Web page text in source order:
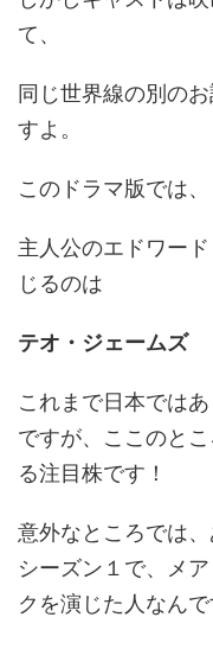
て、
同じ世界線の別の
すよ。
このドラマ版では、
主人公のエドワー
じるのは
テオ・ジェームズ
これまで日本では
ですが、ここのと
る注目株です！
意外なところでは
シーズン１で、メ
クを演じた人なんで